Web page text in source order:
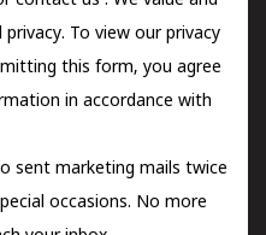
To view our privacy
this form, you agree
in accordance with
sent marketing mails twice
occasions. No more